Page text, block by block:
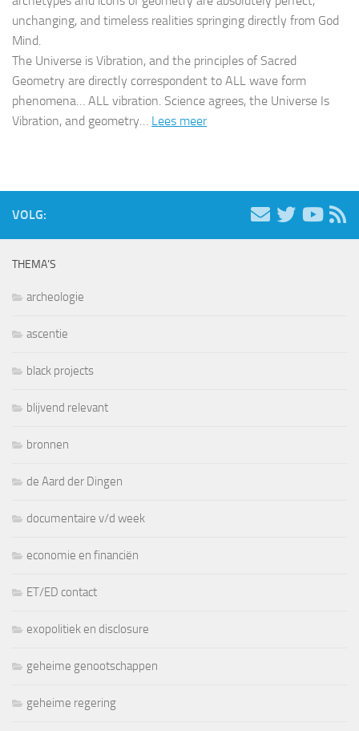
unchanging, and timeless realities springing directly from God
Mind.
The Universe is Vibration, and the principles of Sacred
Geometry are directly correspondent to ALL wave form
phenomena… ALL vibration. Science agrees, the Universe Is
Vibration, and geometry… Lees meer
VOLG:
THEMA’S
archeologie
ascentie
black projects
blijvend relevant
bronnen
de Aard der Dingen
documentaire v/d week
economie en financiën
ET/ED contact
exopolitiek en disclosure
geheime genootschappen
geheime regering